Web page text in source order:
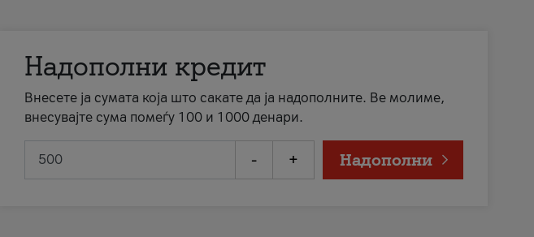
Надополни кредит
Внесете ја сумата која што сакате да ја надополните. Ве молиме,
внесувајте сума помеѓу 100 и 1000 денари.
- + Надополни